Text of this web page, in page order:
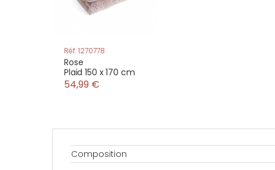
Réf: 1270778
Rose
Plaid 150 x 170 cm
54,99 €
Composition